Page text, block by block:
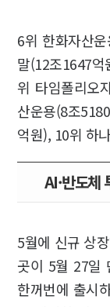
6위 한화자산
말(12조1647
위 타임폴리오
산운용(8조
억원), 10위 하
AI·반도체
5월에 신규 상
곳이 5월 27일
한꺼번에 출시